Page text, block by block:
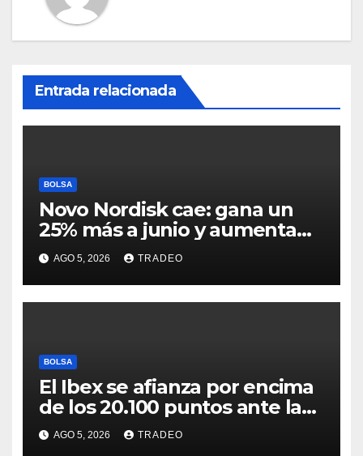
Entrada relacionada
BOLSA
Novo Nordisk cae: gana un
25% más a junio y aumenta
previsiones, pero no
convence
AGO 5, 2026 TRADEO
BOLSA
El Ibex se afianza por encima
de los 20.100 puntos ante las
esperanzas sobre Ormuz
AGO 5, 2026 TRADEO